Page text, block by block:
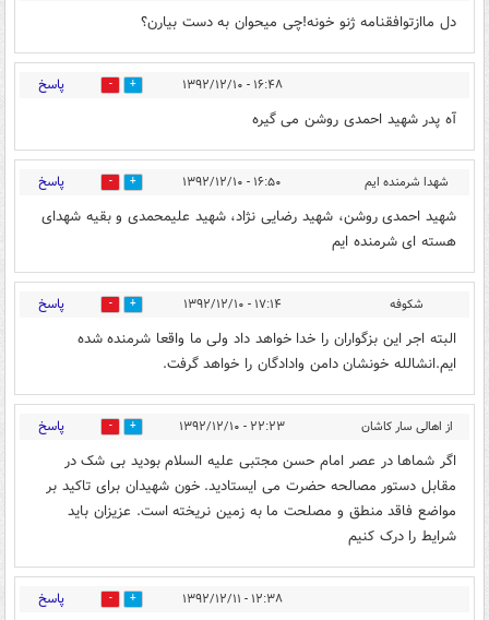
دل ماازتوافقنامه ژنو خونه!چی میحوان به دست بیارن؟
۱۶:۴۸ - ۱۳۹۲/۱۲/۱۰ 0 پاسخ
آه پدر شهید احمدی روشن می گیره
شهدا شرمنده ایم ۱۶:۵۰ - ۱۳۹۲/۱۲/۱۰ 0 پاسخ
شهید احمدی روشن، شهید رضایی نژاد، شهید علیمحمدی و بقیه شهدای
هسته ای شرمنده ایم
شکوفه ۱۷:۱۴ - ۱۳۹۲/۱۲/۱۰ 0 پاسخ
البته اجر این بزگواران را خدا خواهد داد ولی ما واقعا شرمنده شده
ایم.انشالله خونشان دامن وادادگان را خواهد گرفت.
از اهالی سار کاشان ۲۲:۲۳ - ۱۳۹۲/۱۲/۱۰ 0 پاسخ
اگر شماها در عصر امام حسن مجتبی علیه السلام بودید بی شک در
مقابل دستور مصالحه حضرت می ایستادید. خون شهیدان برای تاکید بر
مواضع فاقد منطق و مصلحت ما به زمین نریخته است. عزیزان باید
شرایط را درک کنیم
۱۲:۳۸ - ۱۳۹۲/۱۲/۱۱ 0 پاسخ